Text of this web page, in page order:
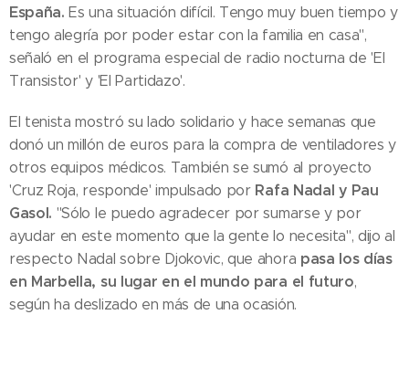
España. Es una situación difícil. Tengo muy buen tiempo y
tengo alegría por poder estar con la familia en casa",
señaló en el programa especial de radio nocturna de 'El
Transistor' y 'El Partidazo'.
El tenista mostró su lado solidario y hace semanas que
donó un millón de euros para la compra de ventiladores y
otros equipos médicos. También se sumó al proyecto
'Cruz Roja, responde' impulsado porRafa Nadal y Pau
Gasol. "Sólo le puedo agradecer por sumarse y por
ayudar en este momento que la gente lo necesita", dijo al
respecto Nadal sobre Djokovic, que ahora pasa los días
en Marbella, su lugar en el mundo para el futuro,
según ha deslizado en más de una ocasión.